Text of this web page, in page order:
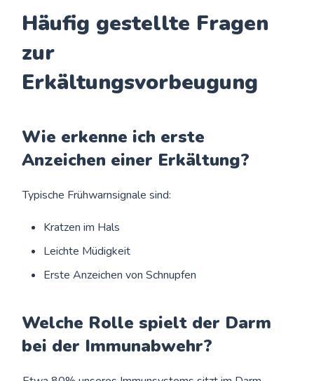
Häufig gestellte Fragen
zur
Erkältungsvorbeugung
Wie erkenne ich erste
Anzeichen einer Erkältung?
Typische Frühwarnsignale sind:
Kratzen im Hals
Leichte Müdigkeit
Erste Anzeichen von Schnupfen
Welche Rolle spielt der Darm
bei der Immunabwehr?